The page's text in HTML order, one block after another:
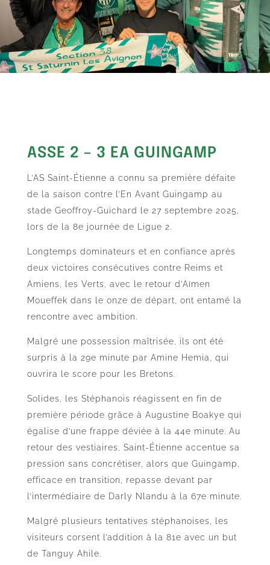
ASSE 2 – 3 EA GUINGAMP
L’AS Saint-Étienne a connu sa première défaite
de la saison contre l’En Avant Guingamp au
stade Geoffroy-Guichard le 27 septembre 2025,
lors de la 8e journée de Ligue 2.
Longtemps dominateurs et en confiance après
deux victoires consécutives contre Reims et
Amiens, les Verts, avec le retour d’Aïmen
Moueffek dans le onze de départ, ont entamé la
rencontre avec ambition.
Malgré une possession maîtrisée, ils ont été
surpris à la 29e minute par Amine Hemia, qui
ouvrira le score pour les Bretons.
Solides, les Stéphanois réagissent en fin de
première période grâce à Augustine Boakye qui
égalise d’une frappe déviée à la 44e minute. Au
retour des vestiaires, Saint-Étienne accentue sa
pression sans concrétiser, alors que Guingamp,
efficace en transition, repasse devant par
l’intermédiaire de Darly Nlandu à la 67e minute.
Malgré plusieurs tentatives stéphanoises, les
visiteurs corsent l’addition à la 81e avec un but
de Tanguy Ahile.